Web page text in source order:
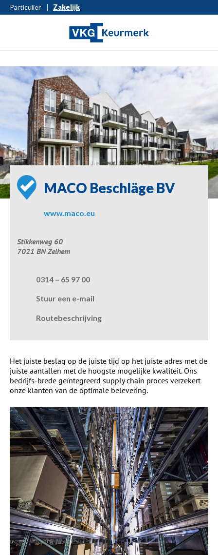
Particulier Zakelijk
MACO Beschläge BV
www.maco.eu
Stikkenweg 60
7021 BN Zelhem
0314 – 65 97 00
Stuur een e-mail
Routebeschrijving
Het juiste beslag op de juiste tijd op het juiste adres met de
juiste aantallen met de hoogste mogelijke kwaliteit. Ons
bedrijfs-brede geïntegreerd supply chain proces verzekert
onze klanten van de optimale belevering.